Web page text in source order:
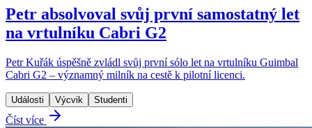
Petr absolvoval svůj první samostatný let
na vrtulníku Cabri G2
Petr Kuřák úspěšně zvládl svůj první sólo let na vrtulníku Guimbal
Cabri G2 – významný milník na cestě k pilotní licenci.
Události Výcvik Studenti
Číst více